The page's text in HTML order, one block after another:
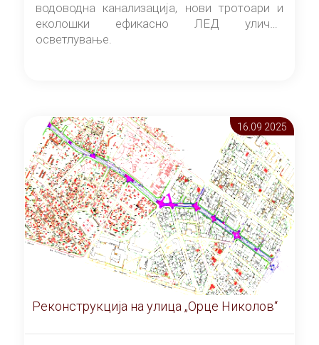
водоводна канализација, нови тротоари и
еколошки ефикасно ЛЕД улично
осветлување.
16.09 2025
Реконструкција на улица „Орце Николов“